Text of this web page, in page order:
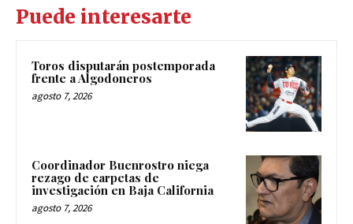
Puede interesarte
Toros disputarán postemporada
frente a Algodoneros
agosto 7, 2026
Coordinador Buenrostro niega
rezago de carpetas de
investigación en Baja California
agosto 7, 2026